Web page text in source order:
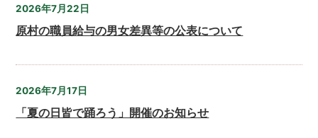
2026年7月22日
原村の職員給与の男女差異等の公表について
2026年7月17日
「夏の日皆で踊ろう」開催のお知らせ